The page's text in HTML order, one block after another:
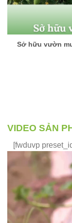
Sở hữu vườn
VIDEO SẢN
[fwduvp